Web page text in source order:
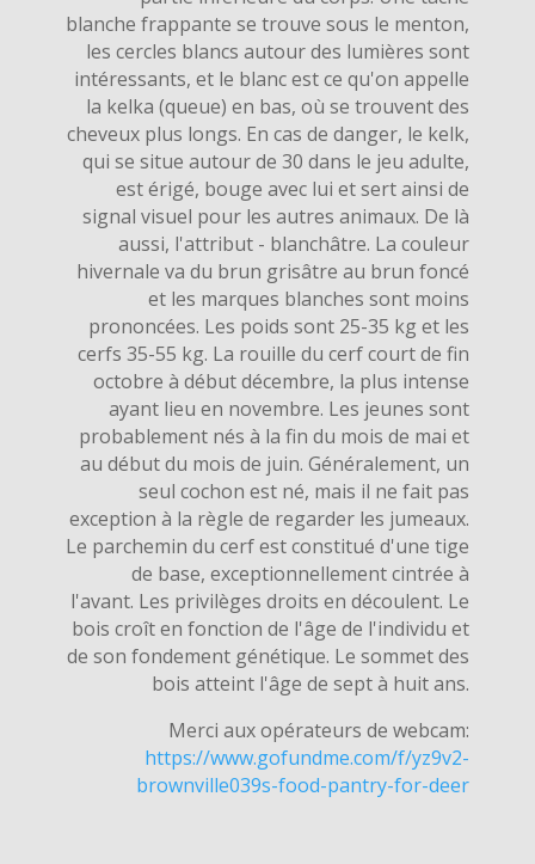
blanche frappante se trouve sous le menton,
les cercles blancs autour des lumières sont
intéressants, et le blanc est ce qu'on appelle
la kelka (queue) en bas, où se trouvent des
cheveux plus longs. En cas de danger, le kelk,
qui se situe autour de 30 dans le jeu adulte,
est érigé, bouge avec lui et sert ainsi de
signal visuel pour les autres animaux. De là
aussi, l'attribut - blanchâtre. La couleur
hivernale va du brun grisâtre au brun foncé
et les marques blanches sont moins
prononcées. Les poids sont 25-35 kg et les
cerfs 35-55 kg. La rouille du cerf court de fin
octobre à début décembre, la plus intense
ayant lieu en novembre. Les jeunes sont
probablement nés à la fin du mois de mai et
au début du mois de juin. Généralement, un
seul cochon est né, mais il ne fait pas
exception à la règle de regarder les jumeaux.
Le parchemin du cerf est constitué d'une tige
de base, exceptionnellement cintrée à
l'avant. Les privilèges droits en découlent. Le
bois croît en fonction de l'âge de l'individu et
de son fondement génétique. Le sommet des
bois atteint l'âge de sept à huit ans.
Merci aux opérateurs de webcam:
https://www.gofundme.com/f/yz9v2-
brownville039s-food-pantry-for-deer